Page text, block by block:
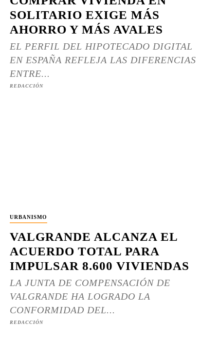
SOLITARIO EXIGE MÁS
AHORRO Y MÁS AVALES
EL PERFIL DEL HIPOTECADO DIGITAL
EN ESPAÑA REFLEJA LAS DIFERENCIAS
ENTRE...
REDACCIÓN
URBANISMO
VALGRANDE ALCANZA EL
ACUERDO TOTAL PARA
IMPULSAR 8.600 VIVIENDAS
LA JUNTA DE COMPENSACIÓN DE
VALGRANDE HA LOGRADO LA
CONFORMIDAD DEL...
REDACCIÓN